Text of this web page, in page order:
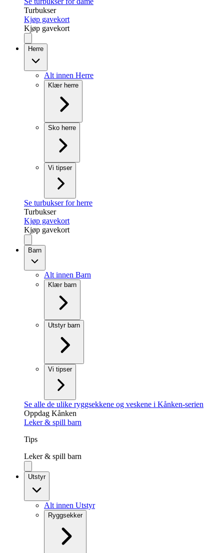
Turbukser
Kjøp gavekort
Kjøp gavekort
Herre
Alt innen Herre
Klær herre
Sko herre
Vi tipser
Se turbukser for herre
Turbukser
Kjøp gavekort
Kjøp gavekort
Barn
Alt innen Barn
Klær barn
Utstyr barn
Vi tipser
Se alle de ulike ryggsekkene og veskene i Kånken-serien
Oppdag Kånken
Leker & spill barn
Tips
Leker & spill barn
Utstyr
Alt innen Utstyr
Ryggsekker